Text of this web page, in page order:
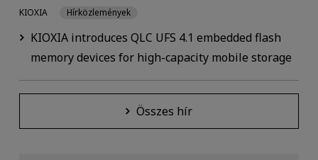
KIOXIA introduces QLC UFS 4.1 embedded flash
memory devices for high-capacity mobile storage
KIOXIA Hírközlemények
Összes hír